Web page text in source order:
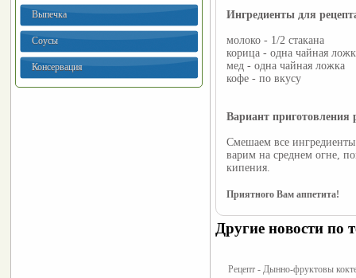
Выпечка
Соусы
Консервация
Ингредиенты для
молоко - 1/2 стакана
корица - одна чайная
мед - одна чайная ложка
кофе - по вкусу
Вариант приготовления
Смешаем все
варим на среднем огне,
кипения.
Приятного Вам аппетита!
Другие новости по
Рецепт - Дынно-фруктовы